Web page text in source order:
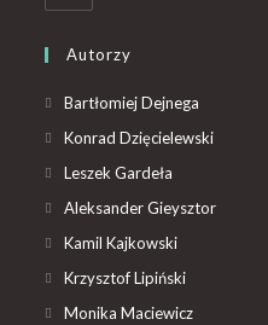
Autorzy
Bartłomiej Dejnega
Konrad Dzięcielewski
Leszek Gardeła
Aleksander Gieysztor
Kamil Kajkowski
Krzysztof Lipiński
Monika Maciewicz